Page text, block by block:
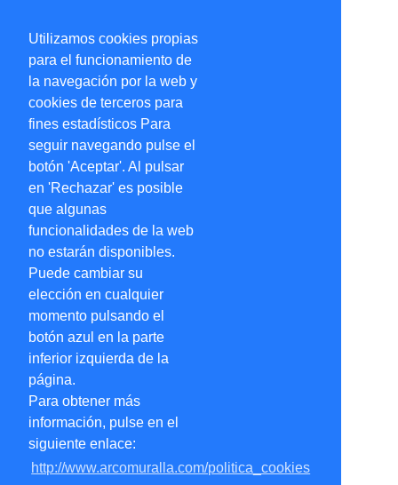
Utilizamos cookies propias
para el funcionamiento de
la navegación por la web y
cookies de terceros para
fines estadísticos Para
seguir navegando pulse el
botón 'Aceptar'. Al pulsar
en 'Rechazar' es posible
que algunas
funcionalidades de la web
no estarán disponibles.
Puede cambiar su
elección en cualquier
momento pulsando el
botón azul en la parte
inferior izquierda de la
página.
Para obtener más
información, pulse en el
siguiente enlace:
http://www.arcomuralla.com/politica_cookies